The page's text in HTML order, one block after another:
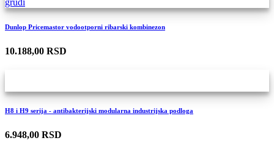
Dunlop Pricemastor vodootporni ribarski kombinezon
10.188,00 RSD
H8 i H9 serija - antibakterijski modularna industrijska podloga
6.948,00 RSD